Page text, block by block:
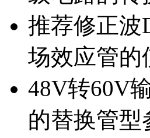
推荐修正波
场效应管的
48V转60V
的替换管型